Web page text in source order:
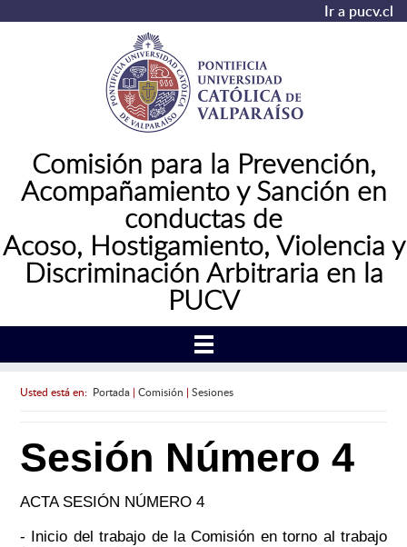
Ir a pucv.cl
Comisión para la Prevención,
Acompañamiento y Sanción en
conductas de
Acoso, Hostigamiento, Violencia y
Discriminación Arbitraria en la
PUCV
Usted está en: Portada| Comisión | Sesiones
Sesión Número 4
ACTA SESIÓN NÚMERO 4
- Inicio del trabajo de la Comisión en torno al trabajo